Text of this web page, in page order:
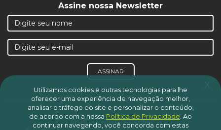
Assine nossa Newsletter
ASSINAR
© 2019 Iniciativa Verde.
x
Utilizamos cookies e outras tecnologias para lhe
oferecer uma experiência de navegação melhor,
analisar o tráfego do site e personalizar o conteúdo,
de acordo com a nossa Política de Privacidade Ao
continuar navegando, você concorda com estas